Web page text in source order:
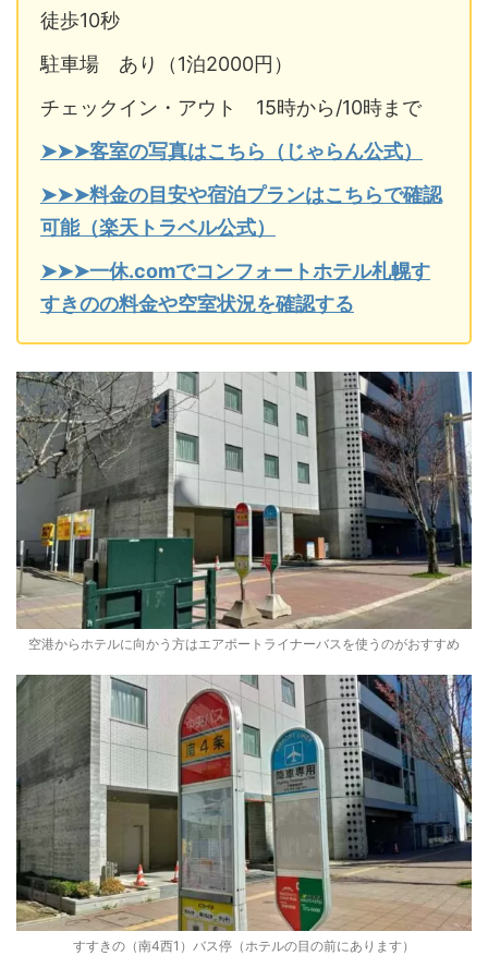
徒歩10秒
駐車場 あり（1泊2000円）
チェックイン・アウト 15時から/10時まで
➤➤➤客室の写真はこちら（じゃらん公式）
➤➤➤料金の目安や宿泊プランはこちらで確認
可能（楽天トラベル公式）
➤➤➤一休.comでコンフォートホテル札幌す
すきのの料金や空室状況を確認する
空港からホテルに向かう方はエアポートライナーバスを使うのがおすすめ
すすきの（南4西1）バス停（ホテルの目の前にあります）